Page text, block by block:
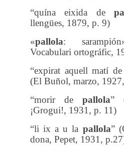
“quína eixida de
llengües, 1879, p. 9)
«pallola:
Vocabulari ortográfic,
“expirat aquell matí
(El Buñol, marzo,
“morir de pallola”
¡Grogui!, 1931, p. 11)
“li ix a u la pallola”
dona, Pepet, 1931,